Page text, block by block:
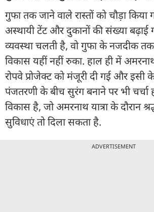
गुफा तक जाने वाले रास्तों को चौड़ा किया
अस्थायी टेंट और दुकानों की संख्या
व्यवस्था चलती है, वो गुफा के नजदीक
विकास यहीं नहीं रुका. हाल ही में
रोपवे प्रोजेक्ट को मंजूरी दी गई और
पंजतरणी के बीच सुरंग बनाने पर भी चर्चा
विकास है, जो अमरनाथ यात्रा के दौरान
सुविधाएं तो दिला सकता है.
ADVERTISEMENT